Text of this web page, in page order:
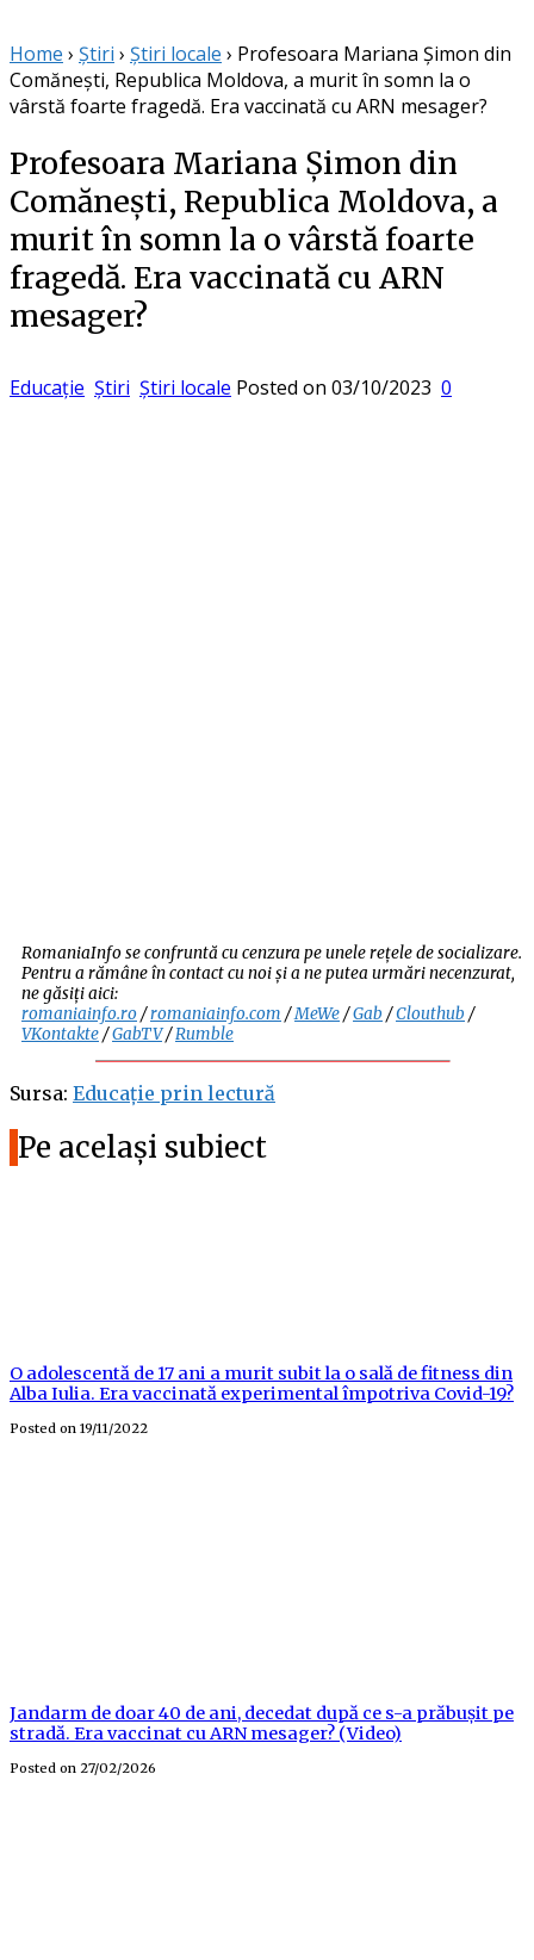
Home › Știri › Știri locale › Profesoara Mariana Șimon din
Comănești, Republica Moldova, a murit în somn la o
vârstă foarte fragedă. Era vaccinată cu ARN mesager?
Profesoara Mariana Șimon din
Comănești, Republica Moldova, a
murit în somn la o vârstă foarte
fragedă. Era vaccinată cu ARN
mesager?
Educație Știri Știri locale Posted on 03/10/2023 0
RomaniaInfo se confruntă cu cenzura pe unele rețele de socializare.
Pentru a rămâne în contact cu noi și a ne putea urmări necenzurat,
ne găsiți aici:
romaniainfo.ro/romaniainfo.com /MeWe/Gab /Clouthub /
VKontakte/GabTV/Rumble
Sursa: Educație prin lectură
Pe același subiect
O adolescentă de 17 ani a murit subit la o sală de fitness din
Alba Iulia. Era vaccinată experimental împotriva Covid-19?
Posted on 19/11/2022
Jandarm de doar 40 de ani, decedat după ce s-a prăbușit pe
stradă. Era vaccinat cu ARN mesager? (Video)
Posted on 27/02/2026